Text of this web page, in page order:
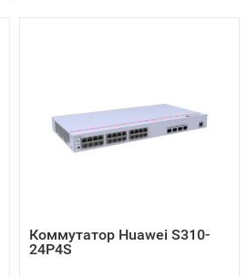
Коммутатор Huawei S310-
24P4S